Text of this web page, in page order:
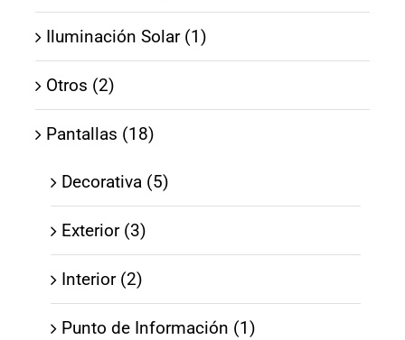
Iluminación Solar (1)
Otros (2)
Pantallas (18)
Decorativa (5)
Exterior (3)
Interior (2)
Punto de Información (1)